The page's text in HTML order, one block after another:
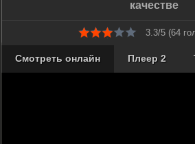
качестве
3.3/5 (64
Смотреть онлайн Плеер 2